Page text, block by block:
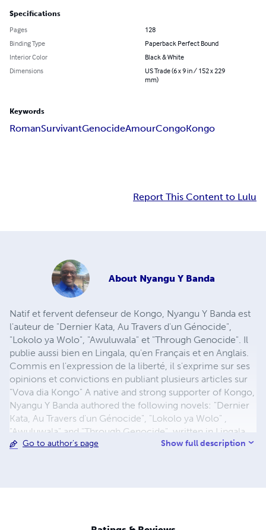
Specifications
Pages
128
Binding Type
Paperback Perfect Bound
Interior Color
Black & White
Dimensions
US Trade (6 x 9 in / 152 x 229
mm)
Keywords
RomanSurvivantGenocideAmourCongoKongo
Report This Content to Lulu
About Nyangu Y Banda
Natif et fervent defenseur de Kongo, Nyangu Y Banda est
l'auteur de "Dernier Kata, Au Travers d'un Génocide",
"Lokolo ya Wolo", "Awuluwala" et "Through Genocide". Il
publie aussi bien en Lingala, qu'en Français et en Anglais.
Commis en l'expression de la liberté, il s'exprime sur ses
opinions et convictions en publiant plusieurs articles sur
"Vova dia Kongo" A native and strong supporter of Kongo,
Nyangu Y Banda authored the following novels: "Dernier
Kata, Au Travers d'un Génocide", "Lokolo ya Wolo" ,
"Awuluwala" and "Through Genocide", written in Lingala,
French, and in English. Committed to the expression of
Go to author's page Show full description